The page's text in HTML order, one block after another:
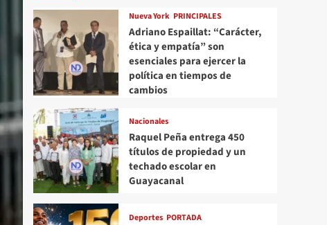
Nueva York PRINCIPALES
Adriano Espaillat: “Carácter,
ética y empatía” son
esenciales para ejercer la
política en tiempos de
cambios
Nacionales
Raquel Peña entrega 450
títulos de propiedad y un
techado escolar en
Guayacanal
Deportes PORTADA